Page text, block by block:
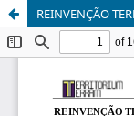
REINVENÇÃO